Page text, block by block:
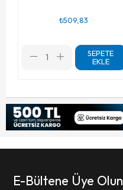
₺509,83
SEPETE
EKLE
E-Bültene Üye Olun